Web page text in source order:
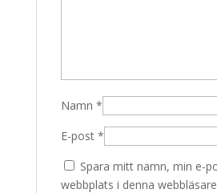
Namn *
E-post *
Spara mitt namn, min e-
webbplats i denna